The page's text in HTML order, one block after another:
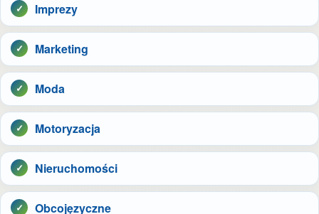
Imprezy
Marketing
Moda
Motoryzacja
Nieruchomości
Obcojęzyczne